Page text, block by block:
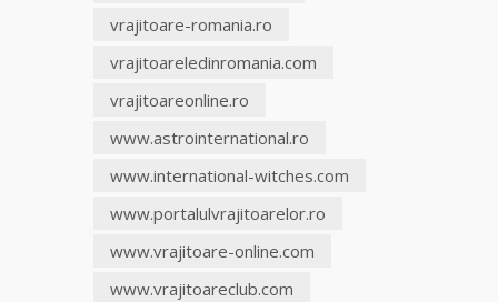
vrajitoare-romania.ro
vrajitoareledinromania.com
vrajitoareonline.ro
www.astrointernational.ro
www.international-witches.com
www.portalulvrajitoarelor.ro
www.vrajitoare-online.com
www.vrajitoareclub.com